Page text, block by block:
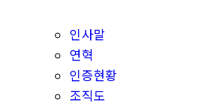
인사말
연혁
인증현황
조직도